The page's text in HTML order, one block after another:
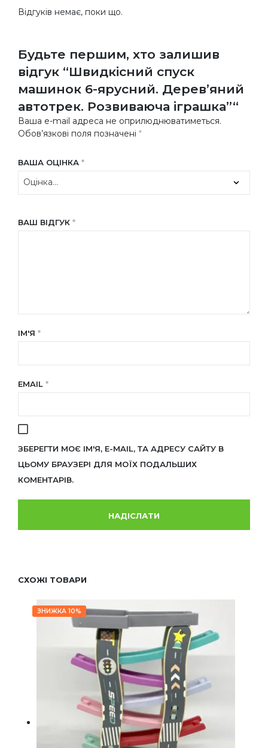
Відгуків немає, поки що.
Будьте першим, хто залишив
відгук “Швидкісний спуск
машинок 6-ярусний. Дерев’яний
автотрек. Розвиваюча іграшка”“
Ваша e-mail адреса не оприлюднюватиметься.
Обов’язкові поля позначені *
ВАША ОЦІНКА *
ВАШ ВІДГУК *
ІМ'Я *
EMAIL *
ЗБЕРЕГТИ МОЄ ІМ'Я, E-MAIL, ТА АДРЕСУ САЙТУ В
ЦЬОМУ БРАУЗЕРІ ДЛЯ МОЇХ ПОДАЛЬШИХ
КОМЕНТАРІВ.
СХОЖІ ТОВАРИ
ЗНИЖКА 10%